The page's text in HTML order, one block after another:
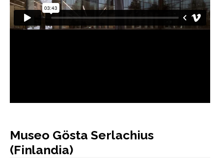
Museo Gösta Serlachius
(Finlandia)